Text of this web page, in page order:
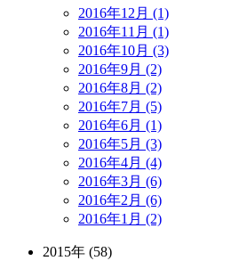
2016年12月 (1)
2016年11月 (1)
2016年10月 (3)
2016年9月 (2)
2016年8月 (2)
2016年7月 (5)
2016年6月 (1)
2016年5月 (3)
2016年4月 (4)
2016年3月 (6)
2016年2月 (6)
2016年1月 (2)
2015年 (58)